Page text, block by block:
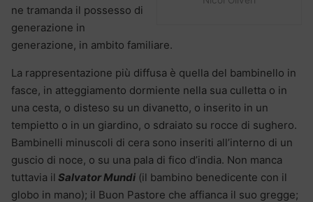
ne tramanda il possesso di
generazione in
generazione, in ambito familiare.
La rappresentazione più diffusa è quella del bambinello in
fasce, in atteggiamento dormiente nella sua culletta o in
una cesta, o disteso su un divanetto, o inserito in un
tempietto o in un giardino, o sdraiato su rocce di sughero.
Bambinelli minuscoli di cera sono inseriti all’interno di un
guscio di noce, o su una pala di fico d’india. Non manca
tuttavia il Salvator Mundi (il bambino benedicente con il
globo in mano); il Buon Pastore che affianca il suo gregge;